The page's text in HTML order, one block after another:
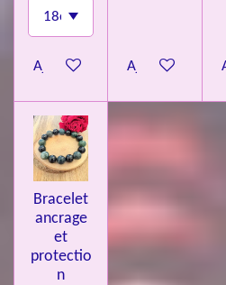
Ajouter au panierAjouter au
Bracelet
ancrage
et
protectio
n